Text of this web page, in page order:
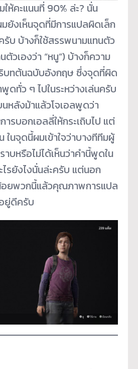
ให้คะแนนที่ 90% ล่ะ? นั่น
ยังเห็นจุดที่มีการแปลผิดเล็ก
บ บ้างก็ใช้สรรพนามแทนตัว
ตัวเองว่า “หนู”) บ้างก็ความ
บทต้นฉบับอังกฤษ ซึ่งจุดที่ผิด
ดทั่ว ๆ ไปในระหว่างเล่นครับ
หลังม้าแล้วโจเอลพูดว่า
ารบอกเอลลี่ให้กระเถิบไป แต่
ในจุดนี้ผมเข้าใจว่าบางทีทีมผู้
าบหรือไม่ได้เห็นว่าคำนี้พูดใน
รยังไงนั่นล่ะครับ แต่นอก
อยพวกนี้แล้วคุณภาพการแปล
ยู่ดีครับ